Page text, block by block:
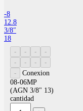
-8
12.8
3/8″
18
Conexion
08-06MP
(AGN 3/8" 13)
cantidad